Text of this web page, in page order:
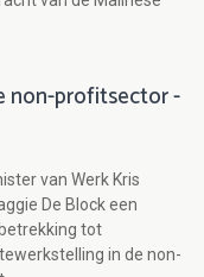
non-profitsector -
van Werk Kris
De Block een
tot
in de non-